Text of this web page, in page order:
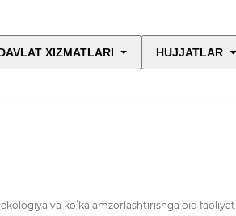
XIZMATLARI HUJJATLAR
va koʻkalamzorlashtirishga oid faoliyat